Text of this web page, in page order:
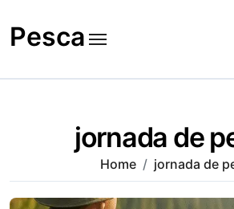
to
content
Pesca
jornada de
Home jornada de